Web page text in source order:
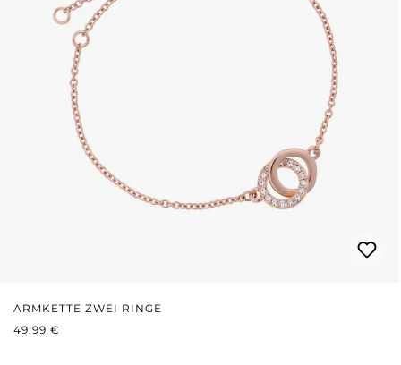
ARMKETTE ZWEI RINGE
REGULÄRER PREIS:
49,99 €